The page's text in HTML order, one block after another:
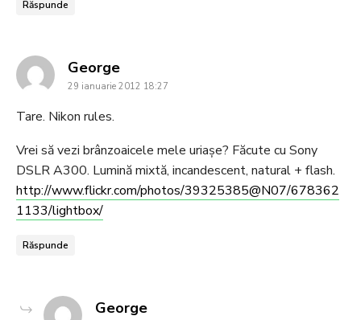
Răspunde
Georgesays:
29 ianuarie 2012 18:27
Tare. Nikon rules.
Vrei să vezi brânzoaicele mele uriaşe? Făcute cu Sony
DSLR A300. Lumină mixtă, incandescent, natural + flash.
http://www.flickr.com/photos/39325385@N07/678362
1133/lightbox/
Răspunde
Georgesays: